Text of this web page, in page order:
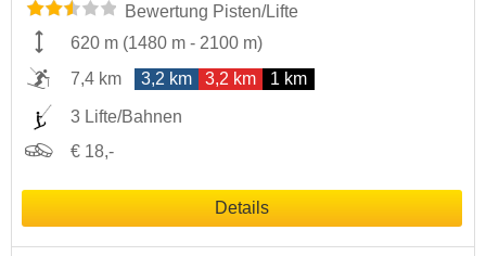
Bewertung Pisten/Lifte
620 m (1480 m - 2100 m)
7,4 km
3,2 km 3,2 km 1 km
3 Lifte/Bahnen
€ 18,-
Details